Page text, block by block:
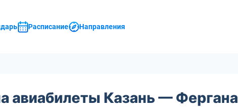
Расписание Направления
авиабилеты Казань — Фергана